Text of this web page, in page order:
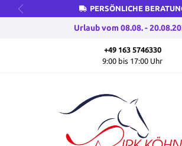
springen PERSÖNLICHE
Urlaub vom 08.08. -
+49 163 5746330
9:00 bis 17:00 Uhr